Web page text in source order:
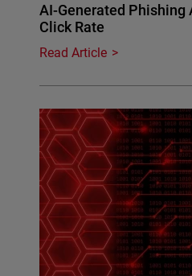
AI-Generated Phishing
Click Rate
Read Article